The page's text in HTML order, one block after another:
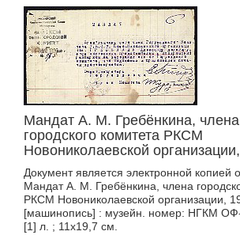
Мандат А. М. Гребёнкина, члена
городского комитета РКСМ
Новониколаевской
Документ является электронной копией
Мандат А. М. Гребёнкина, члена
РКСМ Новониколаевской организации,
[машинопись] : музейн. номер: НГКМ
[1] л. ; 11х19,7 см.